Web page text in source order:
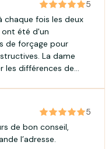
5
chaque fois les deux
ont été d'un
de forçage pour
La dame
les différences de
le vélo que je voulais
pour se rendre
le vélo et grâce à lui
j'étais vraiment mieux
cet achat et pour
5
de bon conseil,
l’adresse.